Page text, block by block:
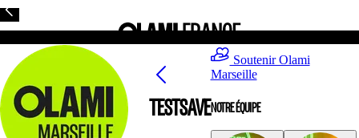
TESTSAVE
Soutenir Olami
Marseille
NOTRE ÉQUIPE